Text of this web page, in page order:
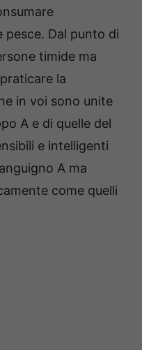
Dal punto di
timide ma
la
in voi sono unite
A e di quelle del
e intelligenti
A ma
come quelli